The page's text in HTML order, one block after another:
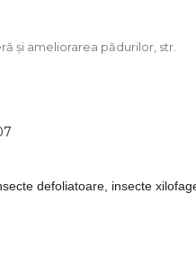
și ameliorarea pădurilor, str.
defoliatoare, insecte